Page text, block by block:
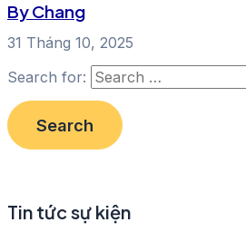
By Chang
31 Tháng 10, 2025
Search for:
Tin tức sự kiện